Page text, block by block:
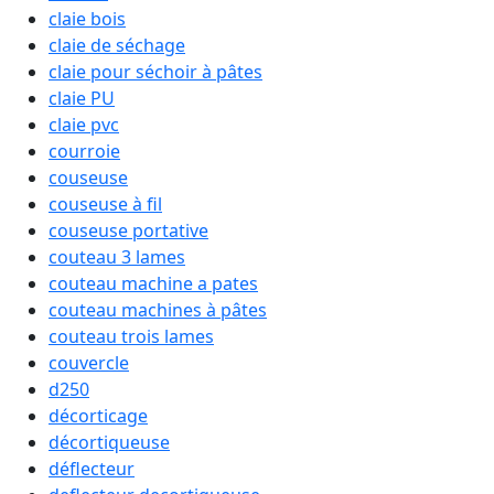
claie bois
claie de séchage
claie pour séchoir à pâtes
claie PU
claie pvc
courroie
couseuse
couseuse à fil
couseuse portative
couteau 3 lames
couteau machine a pates
couteau machines à pâtes
couteau trois lames
couvercle
d250
décorticage
décortiqueuse
déflecteur